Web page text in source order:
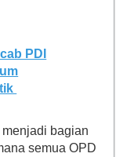
PDI
bagian
semua OPD